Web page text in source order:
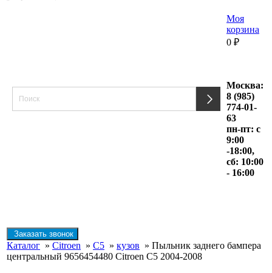
Моя
корзина
0 ₽
Москва:
8 (985)
774-01-
63
пн-пт: с
9:00
-18:00,
сб: 10:00
- 16:00
Заказать звонок
Каталог » Citroen » C5 » кузов » Пыльник заднего бампера
центральный 9656454480 Citroen C5 2004-2008